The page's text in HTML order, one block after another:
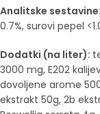
Analitske sestavine:
0.7%, surovi pepel
Dodatki (na liter):
3000 mg, E202
dovoljene arome
ekstrakt 50g, 2b